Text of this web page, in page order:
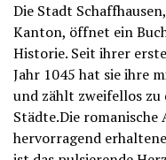
Die Stadt
Kanton, öffnet ein
Historie. Seit ihrer
Jahr 1045 hat sie ihre
und zählt zweifellos zu
Städte.Die
hervorragend